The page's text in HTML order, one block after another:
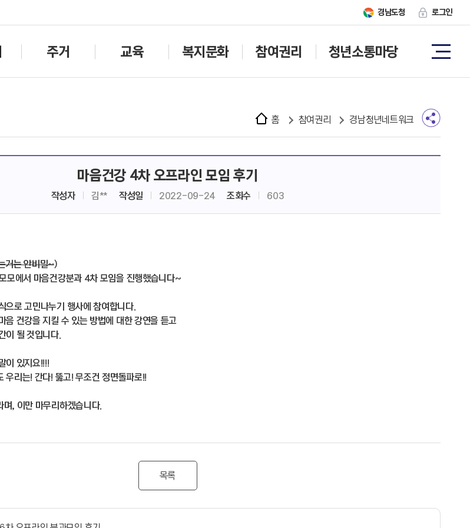
경남도청 로그인
주거 교육 복지문화 참여권리 청년소통마당
홈 참여권리 경남청년네트워크
마음건강 4차 오프라인 모임 후기
작성자 김** 작성일 2022-09-24 조회수 603
거는 안비밀~)
모에서 마음건강분과 4차 모임을 진행했습니다~
으로 고민나누기 행사에 참여합니다.
음 건강을 지킬 수 있는 방법에 대한 강연을 듣고
이 될 것입니다.
이 있지요!!!!
우리는! 간다! 뚫고! 무조건 정면돌파로!!
, 이만 마무리하겠습니다.
목록